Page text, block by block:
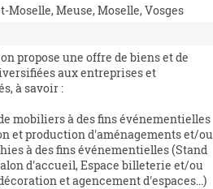
Moselle, Meuse, Moselle, Vosges
propose une offre de biens et de
aux entreprises et
à savoir :
mobiliers à des fins événementielles
et production d'aménagements et/ou
à des fins événementielles (Stand
d'accueil, Espace billeterie et/ou
et agencement d'espaces...)